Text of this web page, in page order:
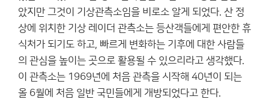
았지만 그것이 기상관측소임을 비로소 알게 되었다. 산 정
상에 위치한 기상 레이더 관측소는 등산객들에게 편안한 휴
식처가 되기도 하고, 빠르게 변화하는 기후에 대한 사람들
의 관심을 높이는 곳으로 활용될 수 있으리라고 생각했다.
이 관측소는 1969년에 처음 관측을 시작해 40년이 되는
올 6월에 처음 일반 국민들에게 개방되었다고 한다.